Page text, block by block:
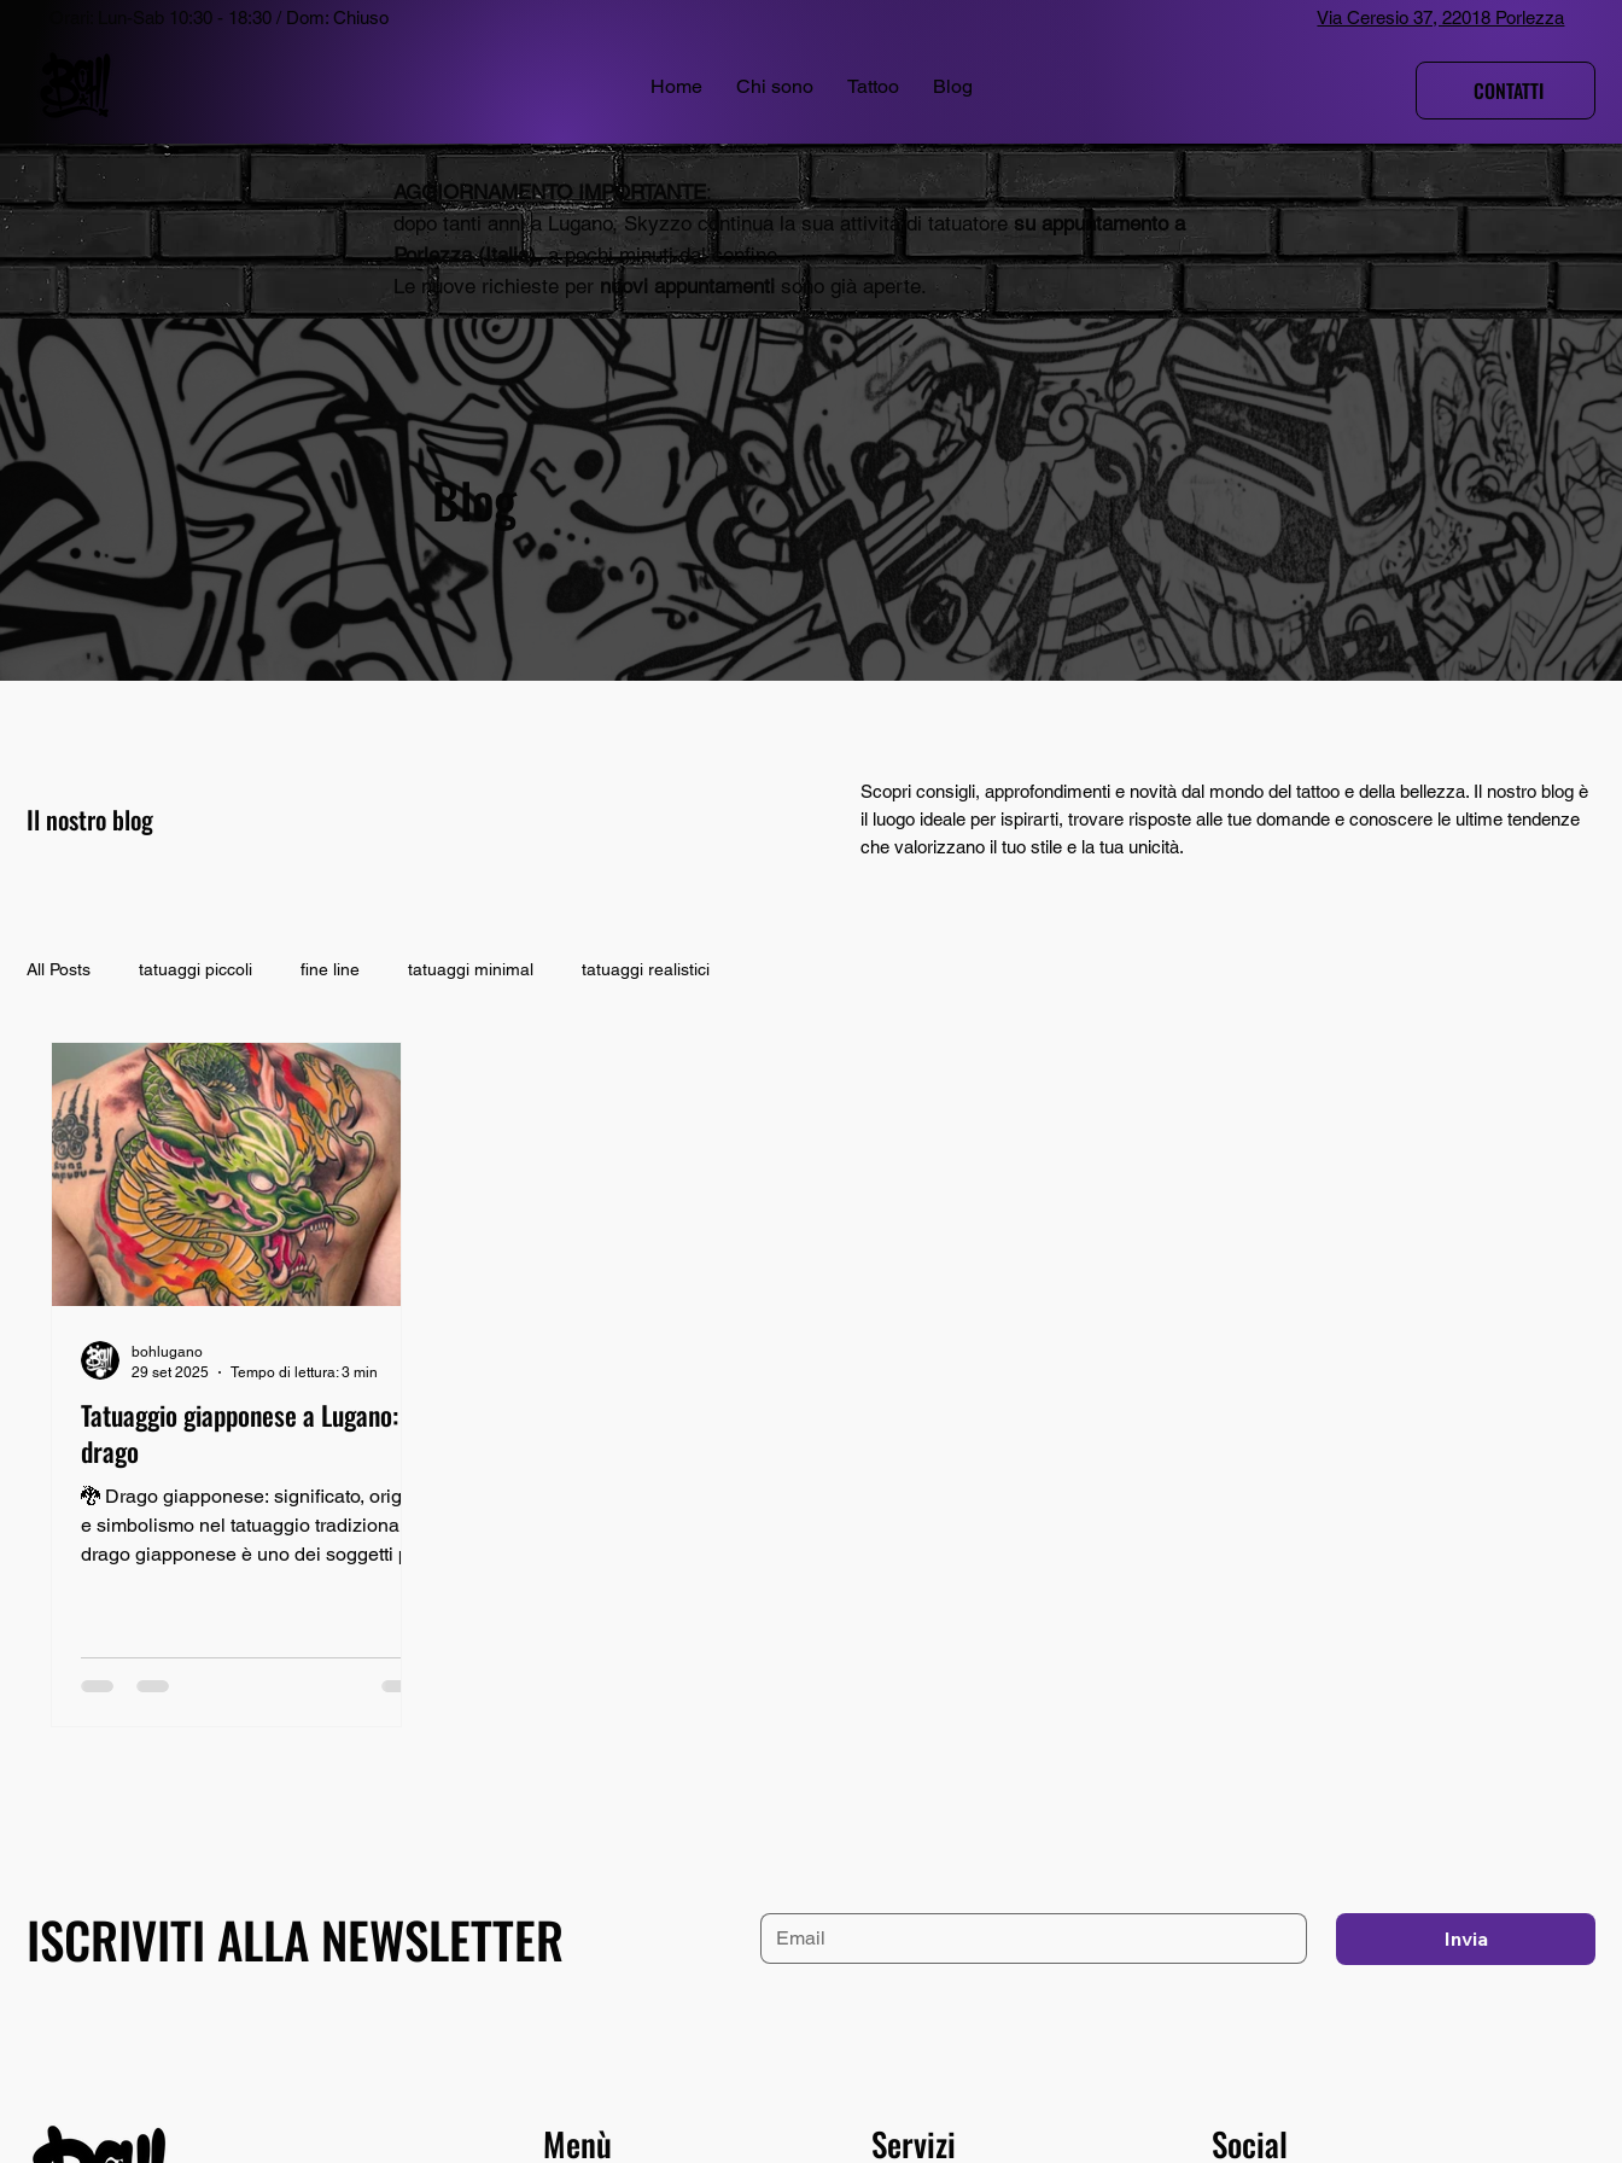
Orari: Lun-Sab 10:30 - 18:30 / Dom: Chiuso Via Ceresio 37, 22018 Porlezza
Home Chi sono Tattoo Blog CONTATTI
Blog
Il nostro blog
Scopri consigli, approfondimenti e novità dal mondo del tattoo e della bellezza. Il nostro blog è
il luogo ideale per ispirarti, trovare risposte alle tue domande e conoscere le ultime tendenze
che valorizzano il tuo stile e la tua unicità.
All Posts tatuaggi piccoli fine line tatuaggi minimal tatuaggi realistici
Tatuaggio giapponese a Lugano: il
drago
🐉 Drago giapponese: significato, origini
e simbolismo nel tatuaggio tradizionale Il
drago giapponese è uno dei soggetti più
bohlugano
29 set 2025
Tempo di lettura: 3 min
AGGIORNAMENTO IMPORTANTE:
dopo tanti anni a Lugano, Skyzzo continua la sua attività di tatuatore su appuntamento a
Porlezza (Italia), a pochi minuti dal confine.
Le nuove richieste per nuovi appuntamenti sono già aperte.
ISCRIVITI ALLA NEWSLETTER Invia
Menù Servizi Social